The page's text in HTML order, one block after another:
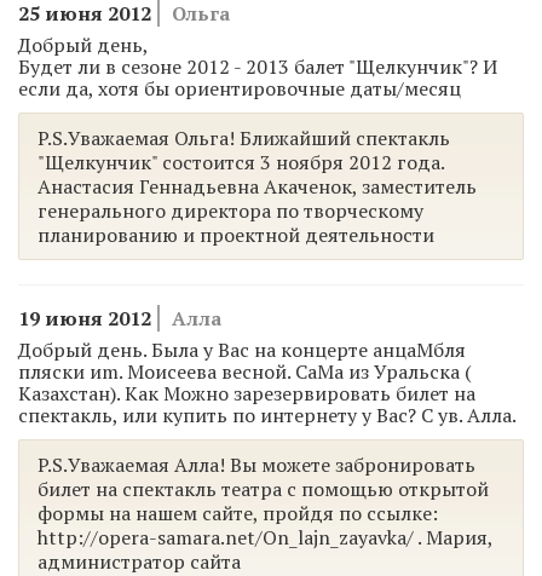
25 июня 2012
Ольга
Добрый день,
Будет ли в сезоне 2012 - 2013 балет "Щелкунчик"? И
если да, хотя бы ориентировочные даты/месяц
P.S.Уважаемая Ольга! Ближайший спектакль
"Щелкунчик" состоится 3 ноября 2012 года.
Анастасия Геннадьевна Акаченок, заместитель
генерального директора по творческому
планированию и проектной деятельности
19 июня 2012
Алла
Добрый день. Была у Вас на концерте анцаMбля
пляски иm. Mоисеева весной. СаMа из Уральска (
Казахстан). Как Mожно зарезервировать билет на
спектакль, или купить по интернету у Вас? С ув. Алла.
P.S.Уважаемая Алла! Вы можете забронировать
билет на спектакль театра с помощью открытой
формы на нашем сайте, пройдя по ссылке:
http://opera-samara.net/On_lajn_zayavka/ . Мария,
администратор сайта